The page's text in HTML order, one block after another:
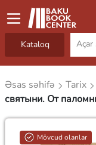
Kataloq
Əsas səhifə Tarix
святыни. От
Mövcud olanlar